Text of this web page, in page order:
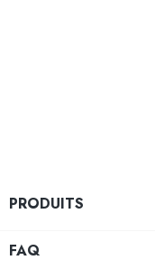
PRODUITS
FAQ